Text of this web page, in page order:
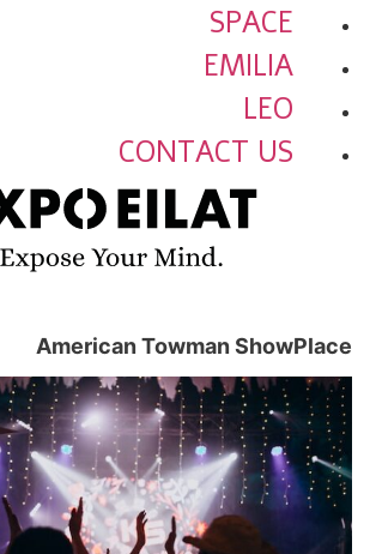
SPACE
EMILIA
LEO
CONTACT US
American Towman ShowPlace